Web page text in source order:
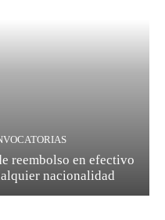
reembolso en efectivo
nacionalidad